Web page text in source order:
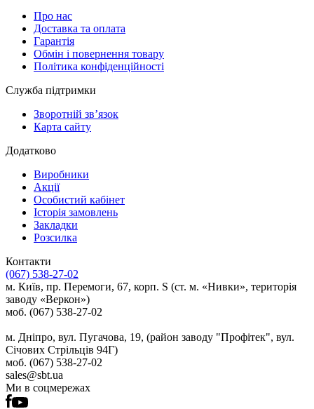
Про нас
Доставка та оплата
Гарантія
Обмін і повернення товару
Політика конфіденційності
Служба підтримки
Зворотній зв’язок
Карта сайту
Додатково
Виробники
Акції
Особистий кабінет
Історія замовлень
Закладки
Розсилка
Контакти
(067) 538-27-02
м. Київ, пр. Перемоги, 67, корп. S (ст. м. «Нивки», територія
заводу «Веркон»)
моб. (067) 538-27-02
м. Дніпро, вул. Пугачова, 19, (район заводу "Профітек", вул.
Січових Стрільців 94Г)
моб. (067) 538-27-02
sales@sbt.ua
Ми в соцмережах